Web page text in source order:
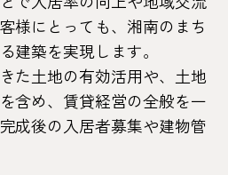
様にとっても、湘南のまち
建築を実現します。
た土地の有効活用や、土地
含め、賃貸経営の全般を一
成後の入居者募集や建物管